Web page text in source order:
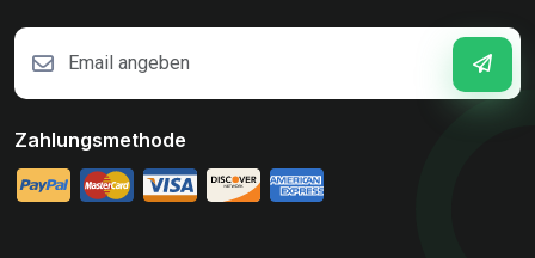
Zahlungsmethode